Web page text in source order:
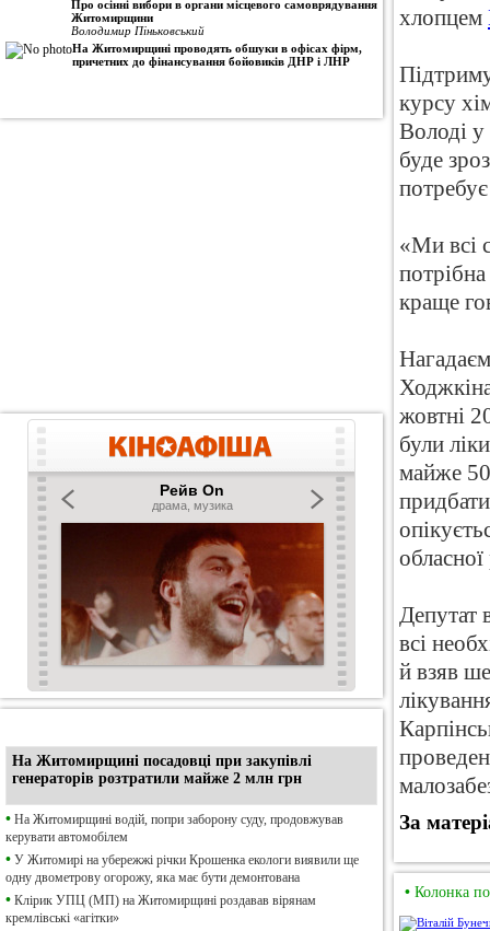
Про осінні вибори в органи місцевого самоврядування
Житомирщини
Володимир Піньковський
На Житомирщині проводять обшуки в офісах фірм,
причетних до фінансування бойовиків ДНР і ЛНР
На Житомирщині посадовці при закупівлі
генераторів розтратили майже 2 млн грн
• На Житомирщині водій, попри заборону суду, продовжував
керувати автомобілем
• У Житомирі на убережжі річки Крошенка екологи виявили ще
одну двометрову огорожу, яка має бути демонтована
• Клірик УПЦ (МП) на Житомирщині роздавав вірянам
кремлівські «агітки»
хлопцем
курсу
Володі у
буде
«Ми всі
краще
жовтні
були
майже
Депутат
всі
й взяв
За
• Колонка